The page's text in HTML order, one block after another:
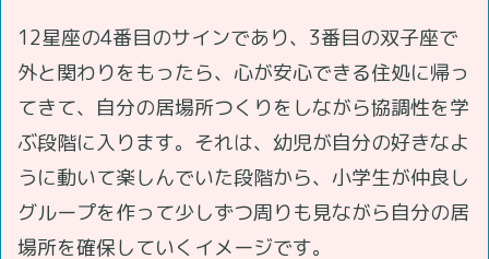
12星座の4番目のサインであり、3番目の双子座で
外と関わりをもったら、心が安心できる住処に帰っ
てきて、自分の居場所つくりをしながら協調性を学
ぶ段階に入ります。それは、幼児が自分の好きなよ
うに動いて楽しんでいた段階から、小学生が仲良し
グループを作って少しずつ周りも見ながら自分の居
場所を確保していくイメージです。